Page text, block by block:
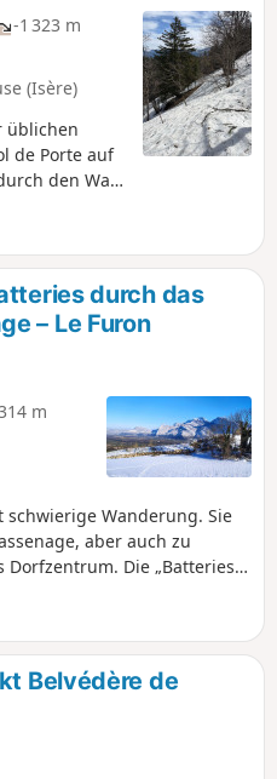
-1 323 m
(Isère)
üblichen
de Porte auf
den Wald
Wanderung
die
durch das
– Le Furon
m
Wanderung. Sie
aber auch zu
Die „Batteries”
Batteriestellungen, deren
Informieren Sie sich
Belvédère de